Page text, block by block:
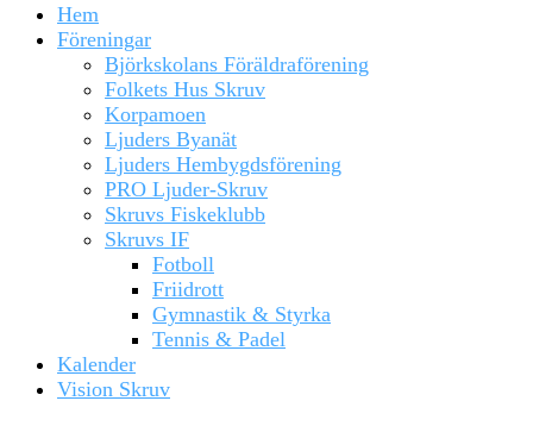
Hem
Föreningar
Björkskolans Föräldraförening
Folkets Hus Skruv
Korpamoen
Ljuders Byanät
Ljuders Hembygdsförening
PRO Ljuder-Skruv
Skruvs Fiskeklubb
Skruvs IF
Fotboll
Friidrott
Gymnastik & Styrka
Tennis & Padel
Kalender
Vision Skruv